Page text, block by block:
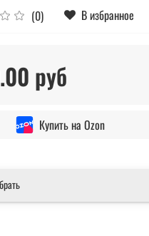
(0) В избранное
руб
Купить на Ozon